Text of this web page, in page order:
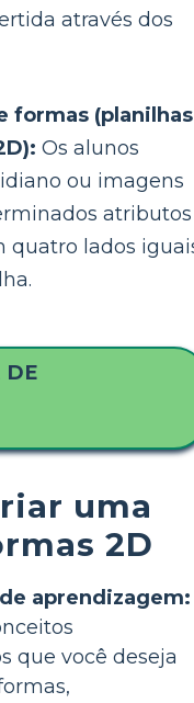
através dos
formas (planilhas
Os alunos
ou imagens
atributos
quatro lados
DE
uma
2D
aprendizagem:
que você deseja